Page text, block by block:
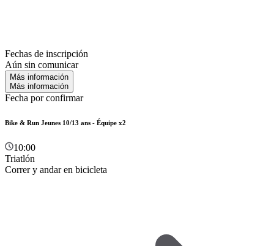
Fechas de inscripción
Aún sin comunicar
Más información
Más información
Fecha por confirmar
Bike & Run Jeunes 10/13 ans - Équipe x2
10:00
Triatlón
Correr y andar en bicicleta